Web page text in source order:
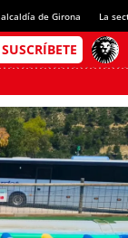
de Girona La